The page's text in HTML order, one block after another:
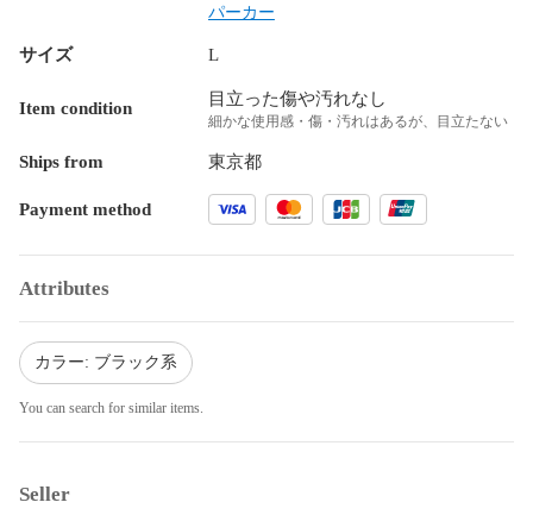
パーカー
サイズ L
Item condition 目立った傷や汚れなし
細かな使用感・傷・汚れはあるが、目立たない
Ships from 東京都
Payment method
Attributes
カラー: ブラック系
You can search for similar items.
Seller